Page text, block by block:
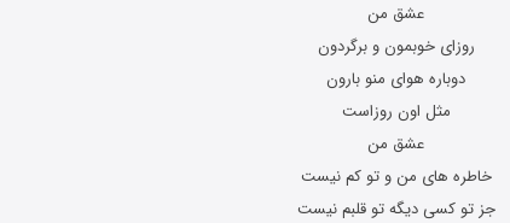
عشق من
روزای خوبمون و برگردون
دوباره هوای منو بارون
مثل اون روزاست
عشق من
خاطره های من و تو کم نیست
جز تو کسی دیگه تو قلبم نیست